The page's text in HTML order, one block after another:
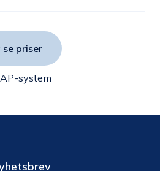
se priser
system